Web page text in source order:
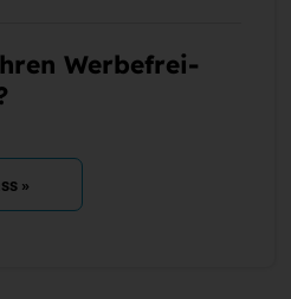
Werbefrei-
»